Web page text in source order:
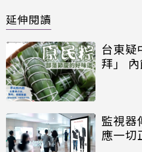
延伸閱讀
台東疑
拜」
監視器
應一切